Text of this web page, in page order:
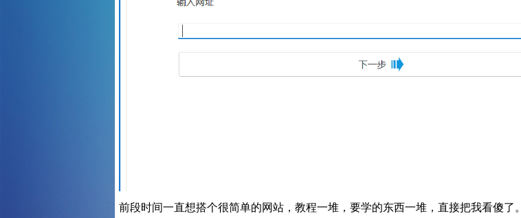
前段时间一直想搭个很简单的网站，教程一堆，要学的东西一堆，直接把我看傻了。